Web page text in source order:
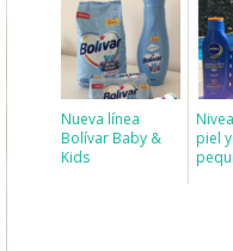
Nueva línea
Bolívar Baby &
Kids
piel